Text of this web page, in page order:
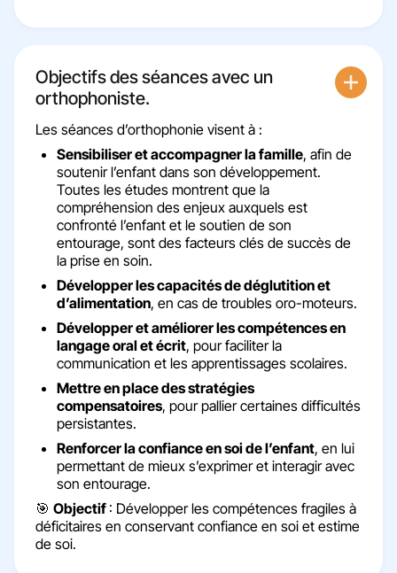
Objectifs des séances avec un
orthophoniste​.
Les séances d’orthophonie visent à :
Sensibiliser et accompagner la famille, afin de
soutenir l’enfant dans son développement.
Toutes les études montrent que la
compréhension des enjeux auxquels est
confronté l’enfant et le soutien de son
entourage, sont des facteurs clés de succès de
la prise en soin.
Développer les capacités de déglutition et
d’alimentation, en cas de troubles oro-moteurs.
Développer et améliorer les compétences en
langage oral et écrit, pour faciliter la
communication et les apprentissages scolaires.
Mettre en place des stratégies
compensatoires, pour pallier certaines difficultés
persistantes.
Renforcer la confiance en soi de l’enfant, en lui
permettant de mieux s’exprimer et interagir avec
son entourage.
🎯 Objectif : Développer les compétences fragiles à
déficitaires en conservant confiance en soi et estime
de soi.